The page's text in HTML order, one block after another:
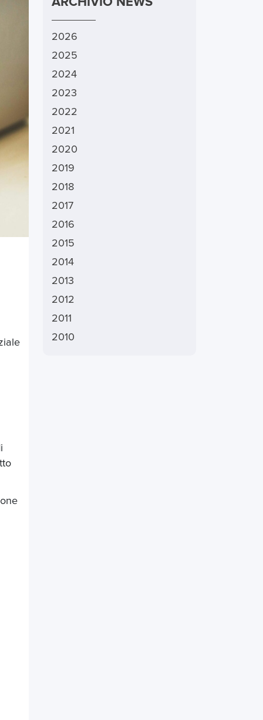
2026
2025
2024
2023
2022
2021
2020
2019
2018
2017
2016
2015
2014
2013
2012
2011
2010